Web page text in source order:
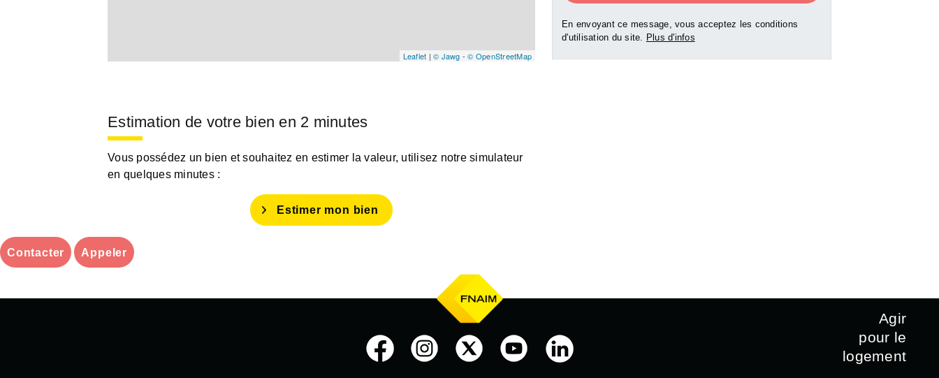
Leaflet | © Jawg -© OpenStreetMap
Estimation de votre bien en 2 minutes
Vous possédez un bien et souhaitez en estimer la valeur, utilisez notre simulateur
en quelques minutes :
Estimer mon bien
En envoyant ce message, vous acceptez les conditions
d'utilisation du site. Plus d'infos
Contacter Appeler
Agir
pour le
logement